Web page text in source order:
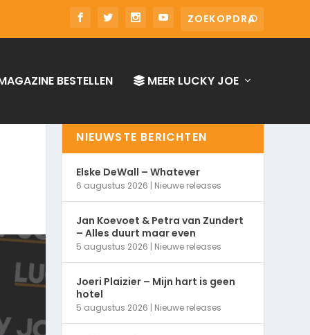
BESTELLEN MEER LUCKY JOE
NIEUWSTE BERICHTEN
Elske DeWall – Whatever
6 augustus 2026 | Nieuwe releases
Jan Koevoet & Petra van Zundert
– Alles duurt maar even
5 augustus 2026 | Nieuwe releases
Joeri Plaizier – Mijn hart is geen
hotel
5 augustus 2026 | Nieuwe releases